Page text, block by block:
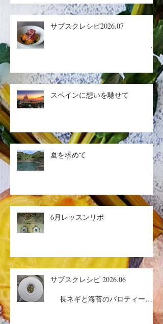
サブスクレシピ2026.07
生ハ
ムメロン／マグロのザタールグリ
ル、キヌアサラダ／マンゴープリ
スペインに想いを馳せて
夏を求めて
6月レッスンリポ
サブスクレシピ 2026.06
／コルドンブルー／丸ごとメロン